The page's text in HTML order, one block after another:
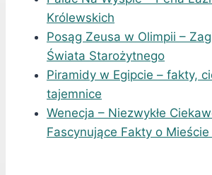
Królewskich
Posąg Zeusa w Olimpii –
Świata Starożytnego
Piramidy w Egipcie – fakty,
tajemnice
Wenecja – Niezwykłe
Fascynujące Fakty o